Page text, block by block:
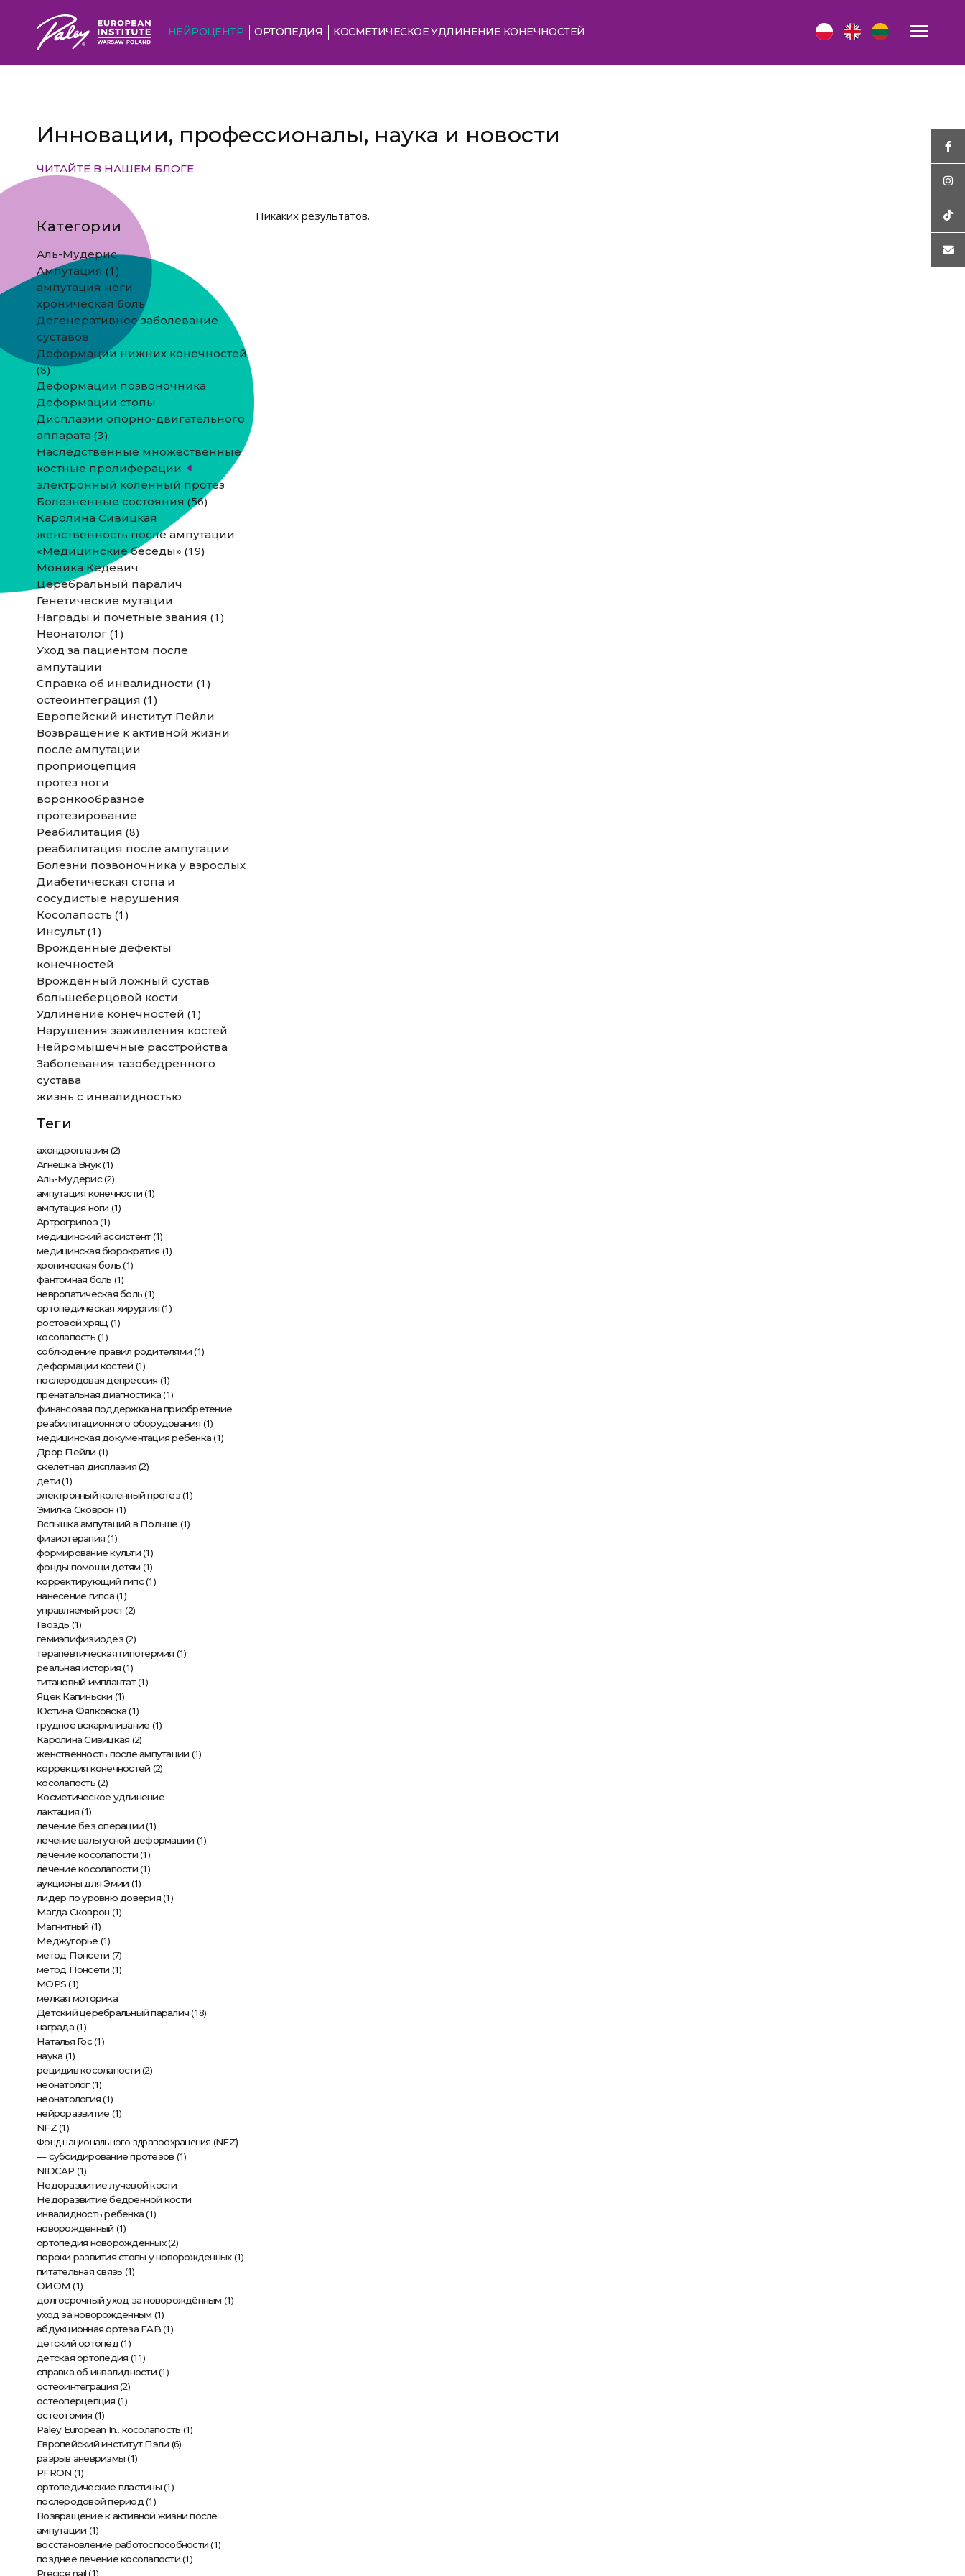
НЕЙРОЦЕНТР ОРТОПЕДИЯ КОСМЕТИЧЕСКОЕ УДЛИНЕНИЕ КОНЕЧНОСТЕЙ
Инновации, профессионалы, наука и новости
ЧИТАЙТЕ В НАШЕМ БЛОГЕ
Категории
Аль-Мудерис
Ампутация (1)
ампутация ноги
хроническая боль
Дегенеративное заболевание
суставов
Деформации нижних конечностей
(8)
Деформации позвоночника
Деформации стопы
Дисплазии опорно-двигательного
аппарата (3)
Наследственные множественные
костные пролиферации
электронный коленный протез
Болезненные состояния (56)
Каролина Сивицкая
женственность после ампутации
«Медицинские беседы» (19)
Моника Кедевич
Церебральный паралич
Генетические мутации
Награды и почетные звания (1)
Неонатолог (1)
Уход за пациентом после
ампутации
Справка об инвалидности (1)
остеоинтеграция (1)
Европейский институт Пейли
Возвращение к активной жизни
после ампутации
проприоцепция
протез ноги
воронкообразное
протезирование
Реабилитация (8)
реабилитация после ампутации
Болезни позвоночника у взрослых
Диабетическая стопа и
сосудистые нарушения
Косолапость (1)
Инсульт (1)
Врожденные дефекты
конечностей
Врождённый ложный сустав
большеберцовой кости
Удлинение конечностей (1)
Нарушения заживления костей
Нейромышечные расстройства
Заболевания тазобедренного
сустава
жизнь с инвалидностью
Теги
ахондроплазия (2)
Агнешка Внук(1)
Аль-Мудерис(2)
ампутация конечности(1)
ампутация ноги (1)
Артрогрипоз(1)
медицинский ассистент(1)
медицинская бюрократия (1)
хроническая боль(1)
фантомная боль (1)
невропатическая боль(1)
ортопедическая хирургия(1)
ростовой хрящ (1)
косолапость(1)
соблюдение правил родителями(1)
деформации костей (1)
послеродовая депрессия (1)
пренатальная диагностика(1)
финансовая поддержка на приобретение
реабилитационного оборудования (1)
медицинская документация ребенка(1)
Дрор Пейли (1)
скелетная дисплазия(2)
дети(1)
электронный коленный протез(1)
Эмилка Сковрон (1)
Вспышка ампутаций в Польше (1)
физиотерапия(1)
формирование культи(1)
фонды помощи детям (1)
корректирующий гипс(1)
нанесение гипса(1)
управляемый рост(2)
Гвоздь (1)
гемиэпифизиодез(2)
терапевтическая гипотермия (1)
реальная история(1)
титановый имплантат(1)
Яцек Капиньски (1)
Юстина Фялковска(1)
грудное вскармливание (1)
Каролина Сивицкая (2)
женственность после ампутации (1)
коррекция конечностей (2)
косолапость(2)
Косметическое удлинение
лактация(1)
лечение без операции(1)
лечение вальгусной деформации (1)
лечение косолапости(1)
лечение косолапости(1)
аукционы для Эмии (1)
лидер по уровню доверия(1)
Магда Сковрон (1)
Магнитный (1)
Меджугорье (1)
метод Понсети (7)
метод Понсети (1)
MOPS(1)
мелкая моторика
Детский церебральный паралич(18)
награда(1)
Наталья Гос(1)
наука (1)
рецидив косолапости(2)
неонатолог(1)
неонатология(1)
нейроразвитие (1)
NFZ(1)
Фонд национального здравоохранения (NFZ)
— субсидирование протезов (1)
NIDCAP (1)
Недоразвитие лучевой кости
Недоразвитие бедренной кости
инвалидность ребенка(1)
новорожденный (1)
ортопедия новорожденных(2)
пороки развития стопы у новорожденных(1)
питательная связь (1)
ОИОМ (1)
долгосрочный уход за новорождённым (1)
уход за новорождённым (1)
абдукционная ортеза FAB(1)
детский ортопед(1)
детская ортопедия (11)
справка об инвалидности(1)
остеоинтеграция(2)
остеоперцепция (1)
остеотомия (1)
Paley European In…косолапость (1)
Европейский институт Пэли (6)
разрыв аневризмы(1)
PFRON (1)
ортопедические пластины(1)
послеродовой период(1)
Возвращение к активной жизни после
ампутации (1)
восстановление работоспособности(1)
позднее лечение косолапости(1)
Precice nail(1)
Никаких результатов.